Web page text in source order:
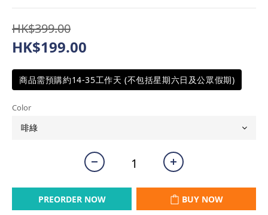
HK$399.00
HK$199.00
商品需預購約14-35工作天 (不包括星期六日及公眾假期)
Color
PREORDER NOW BUY NOW